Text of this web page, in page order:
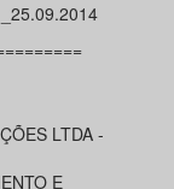
_25.09.2014
LTDA -
E